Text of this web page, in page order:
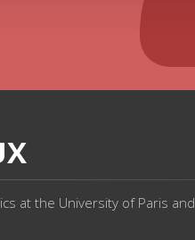
at the University of Paris and